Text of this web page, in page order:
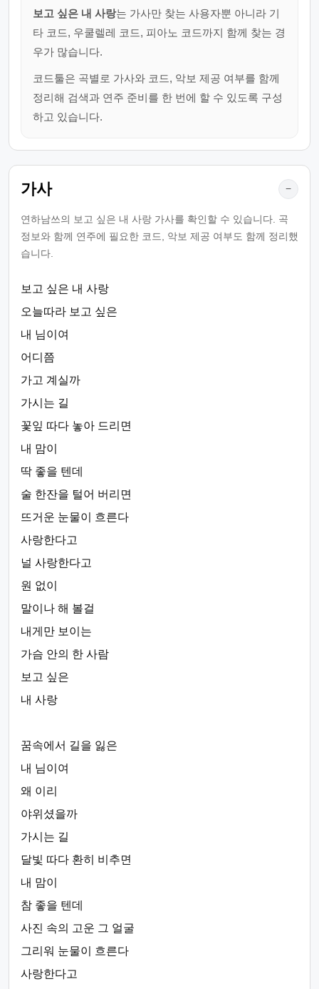
보고 싶은 내 사랑는 가사만 찾는 사용자뿐 아니라 기
타 코드, 우쿨렐레 코드, 피아노 코드까지 함께 찾는 경
우가 많습니다.
코드툴은 곡별로 가사와 코드, 악보 제공 여부를 함께
정리해 검색과 연주 준비를 한 번에 할 수 있도록 구성
하고 있습니다.
가사 −
연하남쓰의 보고 싶은 내 사랑 가사를 확인할 수 있습니다. 곡
정보와 함께 연주에 필요한 코드, 악보 제공 여부도 함께 정리했
습니다.
보고 싶은 내 사랑
오늘따라 보고 싶은
내 님이여
어디쯤
가고 계실까
가시는 길
꽃잎 따다 놓아 드리면
내 맘이
딱 좋을 텐데
술 한잔을 털어 버리면
뜨거운 눈물이 흐른다
사랑한다고
널 사랑한다고
원 없이
말이나 해 볼걸
내게만 보이는
가슴 안의 한 사람
보고 싶은
내 사랑
꿈속에서 길을 잃은
내 님이여
왜 이리
야위셨을까
가시는 길
달빛 따다 환히 비추면
내 맘이
참 좋을 텐데
사진 속의 고운 그 얼굴
그리워 눈물이 흐른다
사랑한다고